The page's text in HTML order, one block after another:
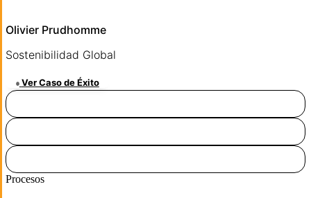
Olivier Prudhomme
Sostenibilidad Global
Ver Caso de Éxito
Procesos